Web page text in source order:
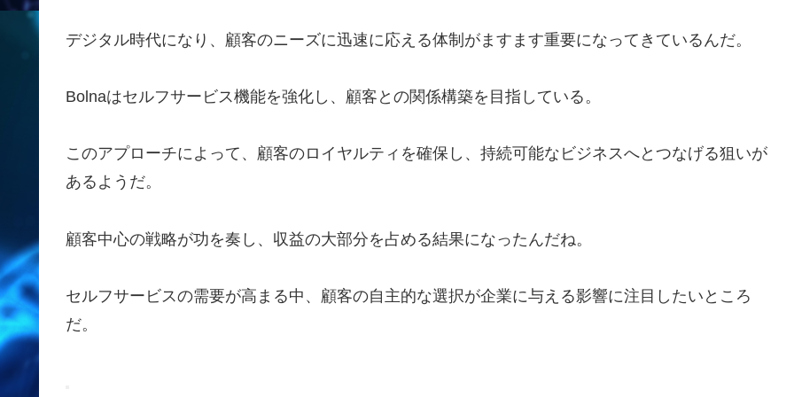
デジタル時代になり、顧客のニーズに迅速に応える体制がますます重要になってきているんだ。
Bolnaはセルフサービス機能を強化し、顧客との関係構築を目指している。
このアプローチによって、顧客のロイヤルティを確保し、持続可能なビジネスへとつなげる狙いが
あるようだ。
顧客中心の戦略が功を奏し、収益の大部分を占める結果になったんだね。
セルフサービスの需要が高まる中、顧客の自主的な選択が企業に与える影響に注目したいところ
だ。